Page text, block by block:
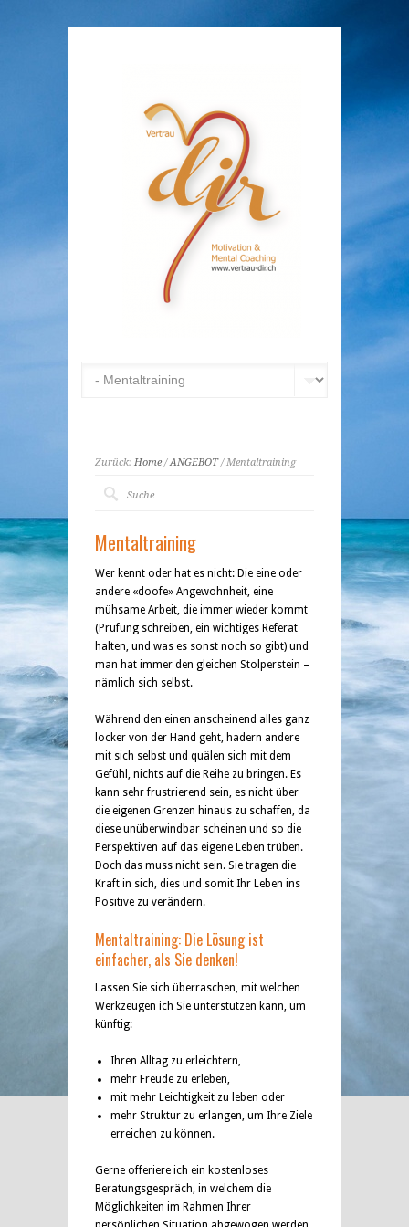
Zurück: Home/ANGEBOT/ Mentaltraining
Mentaltraining
Wer kennt oder hat es nicht: Die eine oder
andere «doofe» Angewohnheit, eine
mühsame Arbeit, die immer wieder kommt
(Prüfung schreiben, ein wichtiges Referat
halten, und was es sonst noch so gibt) und
man hat immer den gleichen Stolperstein –
nämlich sich selbst.
Während den einen anscheinend alles ganz
locker von der Hand geht, hadern andere
mit sich selbst und quälen sich mit dem
Gefühl, nichts auf die Reihe zu bringen. Es
kann sehr frustrierend sein, es nicht über
die eigenen Grenzen hinaus zu schaffen, da
diese unüberwindbar scheinen und so die
Perspektiven auf das eigene Leben trüben.
Doch das muss nicht sein. Sie tragen die
Kraft in sich, dies und somit Ihr Leben ins
Positive zu verändern.
Mentaltraining: Die Lösung ist
einfacher, als Sie denken!
Lassen Sie sich überraschen, mit welchen
Werkzeugen ich Sie unterstützen kann, um
künftig:
Ihren Alltag zu erleichtern,
mehr Freude zu erleben,
mit mehr Leichtigkeit zu leben oder
mehr Struktur zu erlangen, um Ihre Ziele
erreichen zu können.
Gerne offeriere ich ein kostenloses
Beratungsgespräch, in welchem die
Möglichkeiten im Rahmen Ihrer